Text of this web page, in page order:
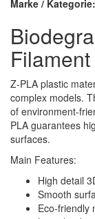
Marke / Kategorie:
Filament
Z-PLA plastic
complex models.
of environment-
PLA guarantees
surfaces.
Main Features:
High detail
Smooth
Eco-friendly